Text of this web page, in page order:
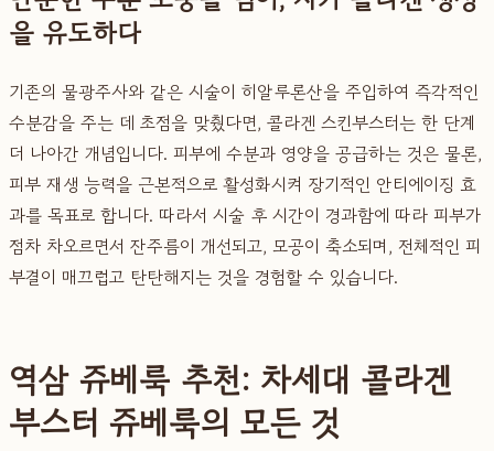
을 유도하다
기존의 물광주사와 같은 시술이 히알루론산을 주입하여 즉각적인
수분감을 주는 데 초점을 맞췄다면, 콜라겐 스킨부스터는 한 단계
더 나아간 개념입니다. 피부에 수분과 영양을 공급하는 것은 물론,
피부 재생 능력을 근본적으로 활성화시켜 장기적인 안티에이징 효
과를 목표로 합니다. 따라서 시술 후 시간이 경과함에 따라 피부가
점차 차오르면서 잔주름이 개선되고, 모공이 축소되며, 전체적인 피
부결이 매끄럽고 탄탄해지는 것을 경험할 수 있습니다.
역삼 쥬베룩 추천: 차세대 콜라겐
부스터 쥬베룩의 모든 것